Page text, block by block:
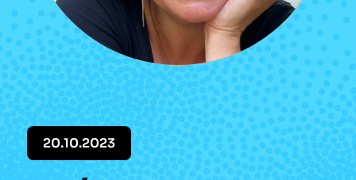
Offres d'emploi
Le périodique
Contact
20.10.2023